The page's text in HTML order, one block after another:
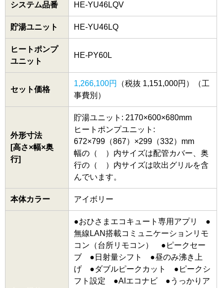
システム品番 HE-YU46LQV
貯湯ユニット HE-YU46LQ
ヒートポンプ
ユニット
HE-PY60L
セット価格
1,266,100円
（税抜 1,151,000円）（工
事費別）
外形寸法
[高さ×幅×奥
行]
貯湯ユニット: 2170×600×680mm
ヒートポンプユニット:
672×799（867）×299（332）mm
幅の（ ）内サイズは配管カバー、奥
行の（ ）内サイズは吹出グリルを含
んでいます。
本体カラー アイボリー
●おひさまエコキュート専用アプリ ●
無線LAN搭載コミュニケーションリモ
コン（台所リモコン） ●ピークセー
ブ ●日射量シフト ●昼のみ沸き上
げ ●ダブルピークカット ●ピークシ
フト設定 ●AIエコナビ ●うっかりア